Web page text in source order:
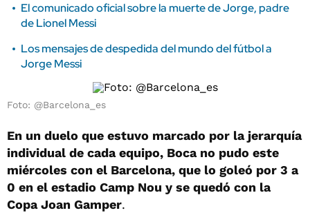
El comunicado oficial sobre la muerte de Jorge, padre
de Lionel Messi
Los mensajes de despedida del mundo del fútbol a
Jorge Messi
Foto: @Barcelona_es
En un duelo que estuvo marcado por la jerarquía
individual de cada equipo, Boca no pudo este
miércoles con el Barcelona, que lo goleó por 3 a
0 en el estadio Camp Nou y se quedó con la
Copa Joan Gamper.